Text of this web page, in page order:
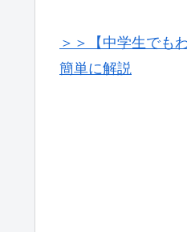
＞＞【中学生でも
簡単に解説